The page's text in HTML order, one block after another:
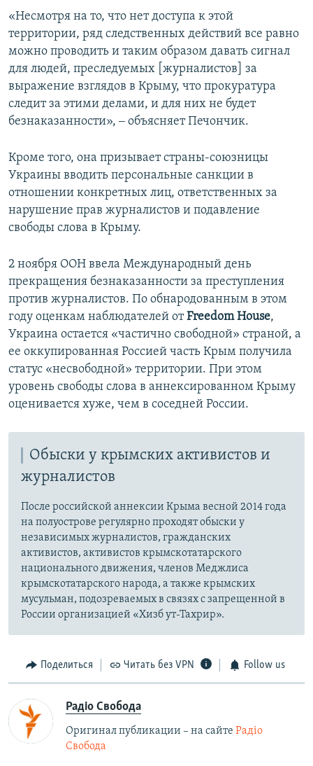
«Несмотря на то, что нет доступа к этой
территории, ряд следственных действий все равно
можно проводить и таким образом давать сигнал
для людей, преследуемых [журналистов] за
выражение взглядов в Крыму, что прокуратура
следит за этими делами, и для них не будет
безнаказанности», ‒ объясняет Печончик.
Кроме того, она призывает страны-союзницы
Украины вводить персональные санкции в
отношении конкретных лиц, ответственных за
нарушение прав журналистов и подавление
свободы слова в Крыму.
2 ноября ООН ввела Международный день
прекращения безнаказанности за преступления
против журналистов. По обнародованным в этом
году оценкам наблюдателей отFreedom House,
Украина остается «частично свободной» страной, а
ее оккупированная Россией часть Крым получила
статус «несвободной» территории. При этом
уровень свободы слова в аннексированном Крыму
оценивается хуже, чем в соседней России.
Обыски у крымских активистов и
журналистов
После российской аннексии Крыма весной 2014 года
на полуострове регулярно проходят обыски у
независимых журналистов, гражданских
активистов, активистов крымскотатарского
национального движения, членов Меджлиса
крымскотатарского народа, а также крымских
мусульман, подозреваемых в связях с запрещенной в
России организацией «Хизб ут-Тахрир».
Поделиться Читать без VPN Follow us
Радіо Свобода
Оригинал публикации – на сайте Радіо
Свобода